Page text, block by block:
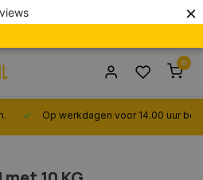
×
0
Op werkdagen voor 14.00 uur